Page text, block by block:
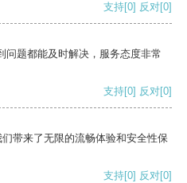
支持[0] 反对[0]
问题都能及时解决，服务态度非常
支持[0] 反对[0]
带来了无限的流畅体验和安全性保
支持[0] 反对[0]